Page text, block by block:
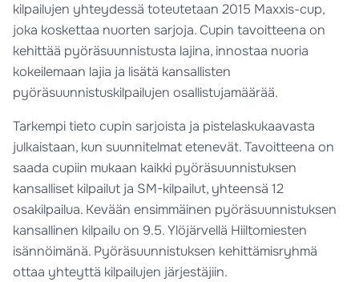
kilpailujen yhteydessä toteutetaan 2015 Maxxis-cup,
joka koskettaa nuorten sarjoja. Cupin tavoitteena on
kehittää pyöräsuunnistusta lajina, innostaa nuoria
kokeilemaan lajia ja lisätä kansallisten
pyöräsuunnistuskilpailujen osallistujamäärää.
Tarkempi tieto cupin sarjoista ja pistelaskukaavasta
julkaistaan, kun suunnitelmat etenevät. Tavoitteena on
saada cupiin mukaan kaikki pyöräsuunnistuksen
kansalliset kilpailut ja SM-kilpailut, yhteensä 12
osakilpailua. Kevään ensimmäinen pyöräsuunnistuksen
kansallinen kilpailu on 9.5. Ylöjärvellä Hiiltomiesten
isännöimänä. Pyöräsuunnistuksen kehittämisryhmä
ottaa yhteyttä kilpailujen järjestäjiin.